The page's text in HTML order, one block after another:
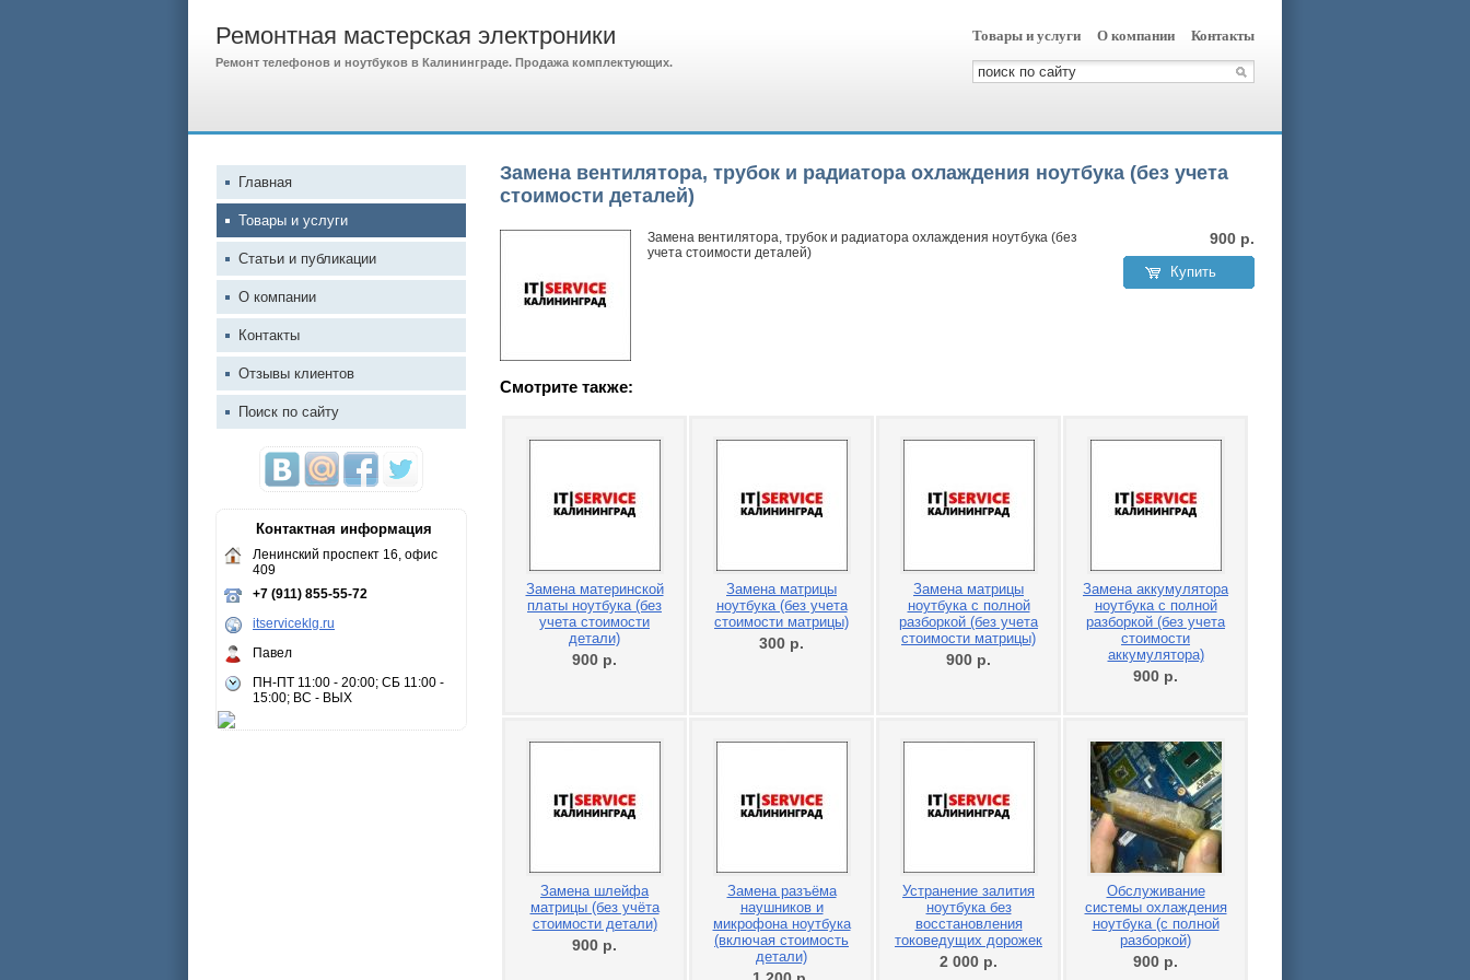
Ремонтная мастерская электроники
Ремонт телефонов и ноутбуков в Калининграде. Продажа комплектующих.
Товары и услуги О компании Контакты
Замена вентилятора, трубок и радиатора охлаждения ноутбука (без учета
стоимости деталей)
Замена вентилятора, трубок и радиатора охлаждения ноутбука (без
учета стоимости деталей)
900 р.
Купить
Смотрите также:
Замена материнской
платы ноутбука (без
учета стоимости
детали)
900 р.
Замена матрицы
ноутбука (без учета
стоимости матрицы)
300 р.
Замена матрицы
ноутбука с полной
разборкой (без учета
стоимости матрицы)
900 р.
Замена аккумулятора
ноутбука с полной
разборкой (без учета
стоимости
аккумулятора)
900 р.
Замена шлейфа
матрицы (без учёта
стоимости детали)
900 р.
Замена разъёма
наушников и
микрофона ноутбука
(включая стоимость
детали)
Устранение залития
ноутбука без
восстановления
токоведущих дорожек
2 000 р.
Обслуживание
системы охлаждения
ноутбука (с полной
разборкой)
900 р.
Главная
Товары и услуги
Статьи и публикации
О компании
Контакты
Отзывы клиентов
Поиск по сайту
Контактная информация
Ленинский проспект 16, офис
409
+7 (911) 855-55-72
itserviceklg.ru
Павел
ПН-ПТ 11:00 - 20:00; СБ 11:00 -
15:00; ВС - ВЫХ